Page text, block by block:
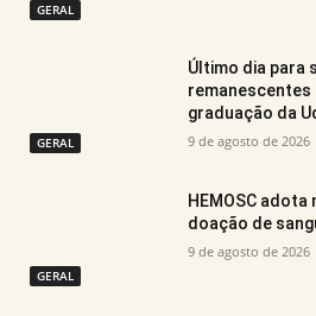
GERAL
GERAL
Último dia para
remanescentes
graduação da
9 de agosto de 2026
GERAL
HEMOSC
doação de
9 de agosto de 2026